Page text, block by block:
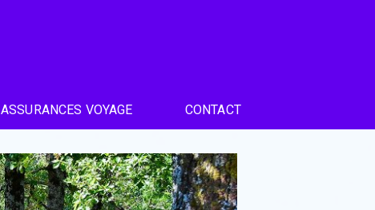
ASSURANCES VOYAGE CONTACT